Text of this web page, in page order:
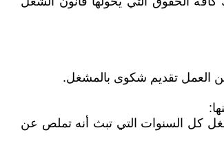
المشغل كل السنوات التي تبث أنه تملص عن